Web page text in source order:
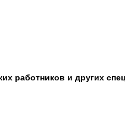
работников и других